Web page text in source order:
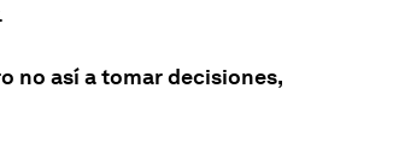
no así a tomar decisiones,